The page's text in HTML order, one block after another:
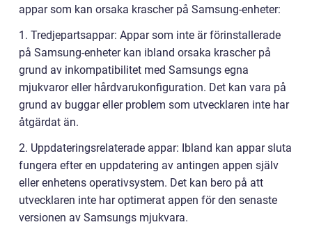
appar som kan orsaka krascher på Samsung-enheter:
1. Tredjepartsappar: Appar som inte är förinstallerade
på Samsung-enheter kan ibland orsaka krascher på
grund av inkompatibilitet med Samsungs egna
mjukvaror eller hårdvarukonfiguration. Det kan vara på
grund av buggar eller problem som utvecklaren inte har
åtgärdat än.
2. Uppdateringsrelaterade appar: Ibland kan appar sluta
fungera efter en uppdatering av antingen appen själv
eller enhetens operativsystem. Det kan bero på att
utvecklaren inte har optimerat appen för den senaste
versionen av Samsungs mjukvara.